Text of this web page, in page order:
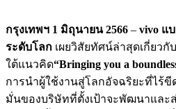
กรุงเทพฯ 1 มิถุนายน2566 – vivo แ
ระดับโลก เผยวิสัยทัศน์ล่าสุดเกี่ยว
ใต้แนวคิด“Bringing you a
การนำผู้ใช้งานสู่โลกอัจฉริยะที่ไร้ขี
มั่นของบริษัทที่ตั้งเป้าจะพัฒนาและ